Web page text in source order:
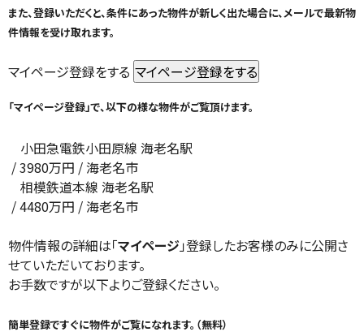
また、登録いただくと、条件にあった物件が新しく出た場合に、メールで最新物
件情報を受け取れます。
マイページ登録をする
「マイページ登録」で、以下の様な物件がご覧頂けます。
小田急電鉄小田原線 海老名駅
/3980万円 / 海老名市
相模鉄道本線 海老名駅
/4480万円 / 海老名市
物件情報の詳細は「マイページ」登録したお客様のみに公開さ
せていただいております。
お手数ですが以下よりご登録ください。
簡単登録ですぐに物件がご覧になれます。（無料）